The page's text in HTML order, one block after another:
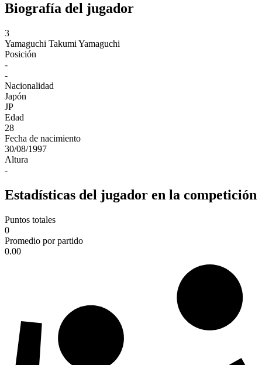
Biografía del jugador
3
Yamaguchi Takumi Yamaguchi
Posición
-
-
Nacionalidad
Japón
JP
Edad
28
Fecha de nacimiento
30/08/1997
Altura
-
Estadísticas del jugador en la competición
Puntos totales
0
Promedio por partido
0.00